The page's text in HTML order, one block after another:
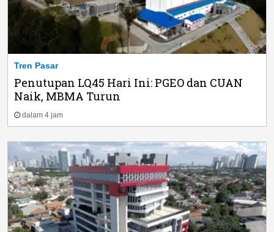
Tren Pasar
Penutupan LQ45 Hari Ini: PGEO dan CUAN
Naik, MBMA Turun
dalam 4 jam